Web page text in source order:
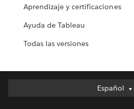
Aprendizaje y certificaciones
Ayuda de Tableau
Todas las versiones
Español
Español